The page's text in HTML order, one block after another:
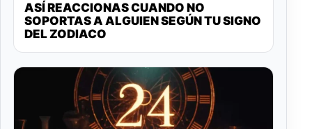
ASÍ REACCIONAS CUANDO NO
SOPORTAS A ALGUIEN SEGÚN TU SIGNO
DEL ZODIACO